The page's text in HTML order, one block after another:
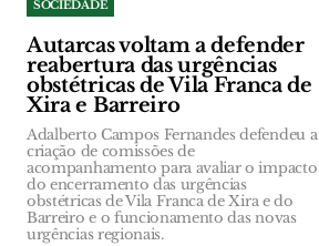
SOCIEDADE
Autarcas voltam a defender
reabertura das urgências
obstétricas de Vila Franca de
Xira e Barreiro
Adalberto Campos Fernandes defendeu a
criação de comissões de
acompanhamento para avaliar o impacto
do encerramento das urgências
obstétricas de Vila Franca de Xira e do
Barreiro e o funcionamento das novas
urgências regionais.